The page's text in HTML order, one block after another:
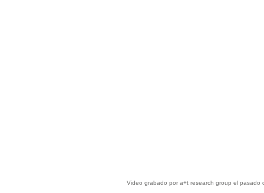
Video grabado por a+t research group el pasado